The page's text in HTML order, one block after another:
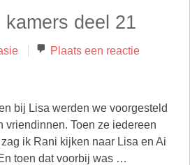
kamers deel 21
Plaats een reactie
bij Lisa werden we voorgesteld
vriendinnen. Toen ze iedereen
ik Rani kijken naar Lisa en Ai
toen dat voorbij was …